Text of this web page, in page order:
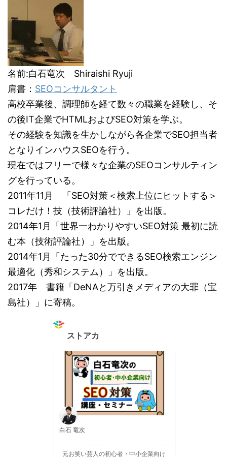
名前:白石竜次 Shiraishi Ryuji
肩書： SEOコンサルタント
高校卒業後、調理師を経て数々の職業を経験し、そ
の後IT企業でHTMLおよびSEO対策を学ぶ。
その経験を知識を生かしながら各企業でSEO担当者
となりインハウスSEOを行う。
現在ではフリーで様々な企業のSEOコンサルティン
グを行っている。
2011年11月 「SEO対策＜検索上位にヒットする＞
コレだけ！技（技術評論社）」を出版。
2014年1月「世界一わかりやすいSEO対策 最初に読
む本（技術評論社）」を出版。
2014年1月「たった30分でできるSEO検索エンジン
最適化（秀和システム）」を出版。
2017年 書籍「DeNAと万引きメディアの大罪（宝
島社）」に寄稿。
ストアカ
白石 竜次
元お笑い芸人の初心者・中小企業向け